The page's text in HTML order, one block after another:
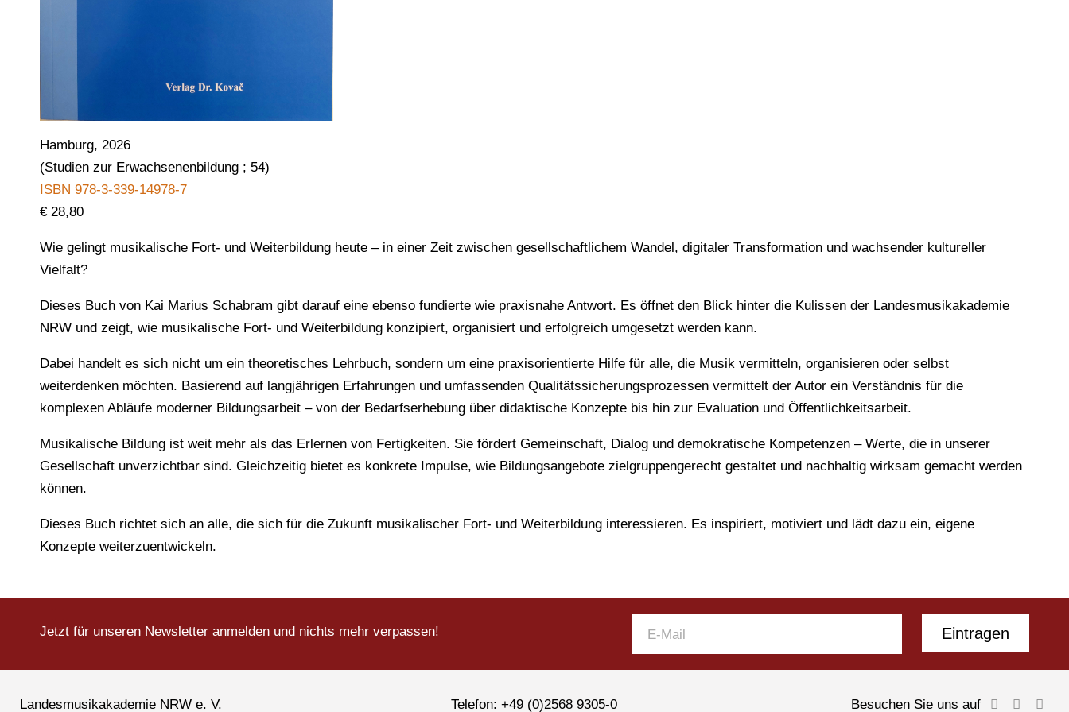
Hamburg, 2026
(Studien zur Erwachsenenbildung ; 54)
ISBN 978-3-339-14978-7
€ 28,80
Wie gelingt musikalische Fort- und Weiterbildung heute – in einer Zeit zwischen gesellschaftlichem Wandel, digitaler Transformation und wachsender kultureller
Vielfalt?
Dieses Buch von Kai Marius Schabram gibt darauf eine ebenso fundierte wie praxisnahe Antwort. Es öffnet den Blick hinter die Kulissen der Landesmusikakademie
NRW und zeigt, wie musikalische Fort- und Weiterbildung konzipiert, organisiert und erfolgreich umgesetzt werden kann.
Dabei handelt es sich nicht um ein theoretisches Lehrbuch, sondern um eine praxisorientierte Hilfe für alle, die Musik vermitteln, organisieren oder selbst
weiterdenken möchten. Basierend auf langjährigen Erfahrungen und umfassenden Qualitätssicherungsprozessen vermittelt der Autor ein Verständnis für die
komplexen Abläufe moderner Bildungsarbeit – von der Bedarfserhebung über didaktische Konzepte bis hin zur Evaluation und Öffentlichkeitsarbeit.
Musikalische Bildung ist weit mehr als das Erlernen von Fertigkeiten. Sie fördert Gemeinschaft, Dialog und demokratische Kompetenzen – Werte, die in unserer
Gesellschaft unverzichtbar sind. Gleichzeitig bietet es konkrete Impulse, wie Bildungsangebote zielgruppengerecht gestaltet und nachhaltig wirksam gemacht werden
können.
Dieses Buch richtet sich an alle, die sich für die Zukunft musikalischer Fort- und Weiterbildung interessieren. Es inspiriert, motiviert und lädt dazu ein, eigene
Konzepte weiterzuentwickeln.
Eintragen
Jetzt für unseren Newsletter anmelden und nichts mehr verpassen!
Landesmusikakademie NRW e. V. Telefon: +49 (0)2568 9305-0 Besuchen Sie uns auf